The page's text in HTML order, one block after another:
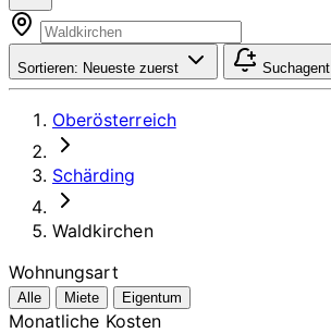
Sortieren: Neueste zuerst Suchagent
Oberösterreich
Schärding
Waldkirchen
Wohnungsart
Alle Miete Eigentum
Monatliche Kosten